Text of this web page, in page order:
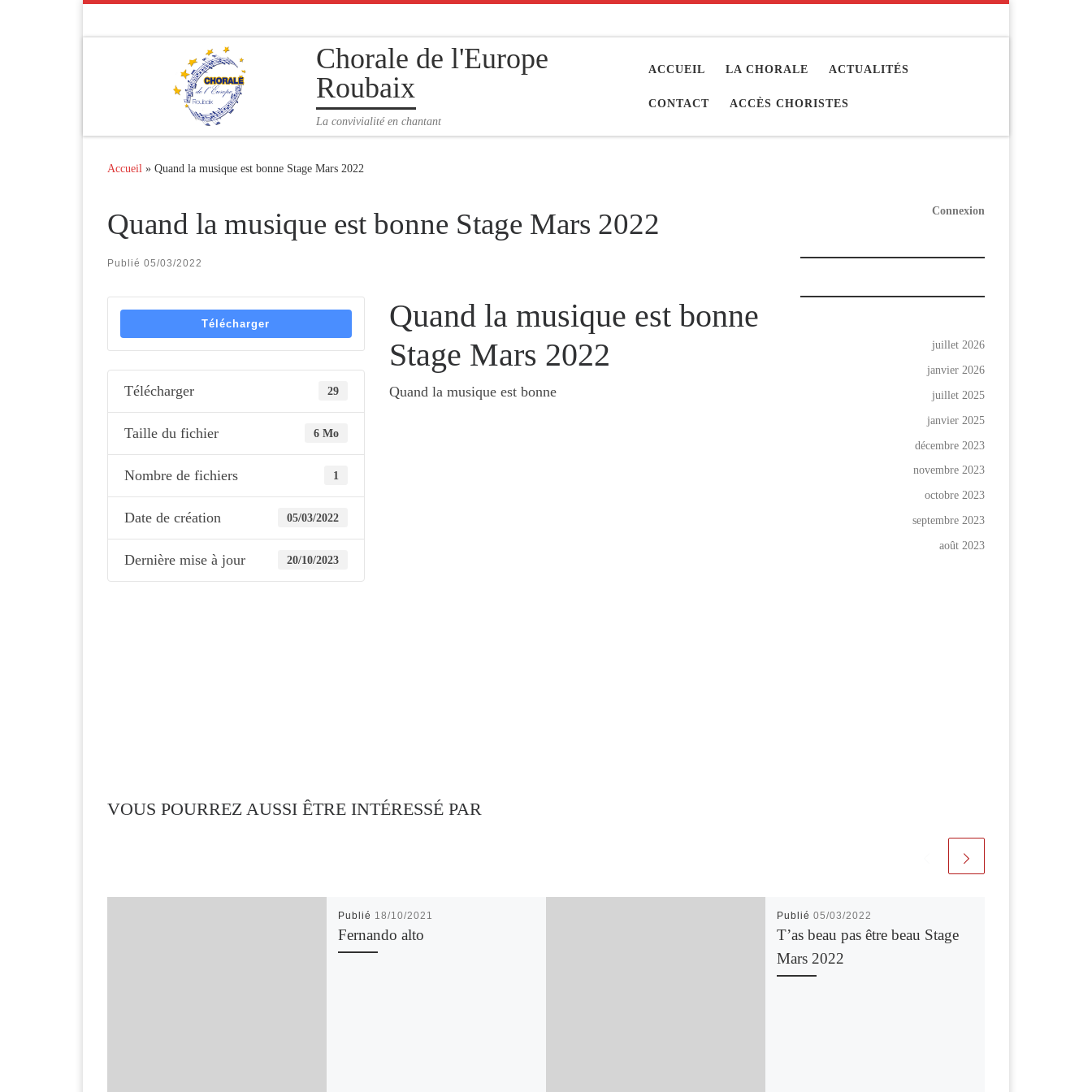
Chorale de l'Europe
Roubaix
La convivialité en chantant
ACCUEIL LA CHORALE ACTUALITÉS
CONTACT ACCÈS CHORISTES
Accueil » Quand la musique est bonne Stage Mars 2022
Quand la musique est bonne Stage Mars 2022
Publié 05/03/2022
Télécharger
Télécharger 29
Taille du fichier 6 Mo
Nombre de fichiers 1
Date de création 05/03/2022
Dernière mise à jour 20/10/2023
Quand la musique est bonne
Stage Mars 2022
Quand la musique est bonne
VOUS POURREZ AUSSI ÊTRE INTÉRESSÉ PAR
Publié 18/10/2021
Fernando alto
Publié05/03/2022
T’as beau pas être beau Stage
Mars 2022
Connexion
juillet 2026
janvier 2026
juillet 2025
janvier 2025
décembre 2023
novembre 2023
octobre 2023
septembre 2023
août 2023